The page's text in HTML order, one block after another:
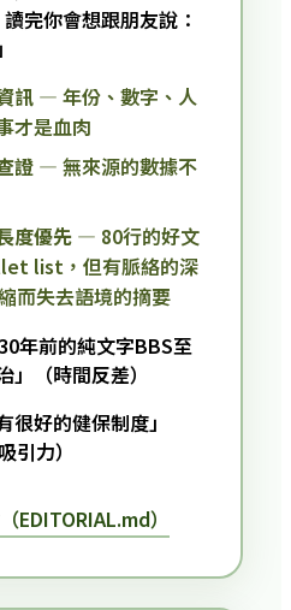
完你會想跟朋友說：
訊 — 年份、數字、人
才是血肉
證 — 無來源的數據不
度優先 — 80行的好文
list，但有脈絡的深
而失去語境的摘要
年前的純文字BBS至
（時間反差）
很好的健保制度」
引力）
）